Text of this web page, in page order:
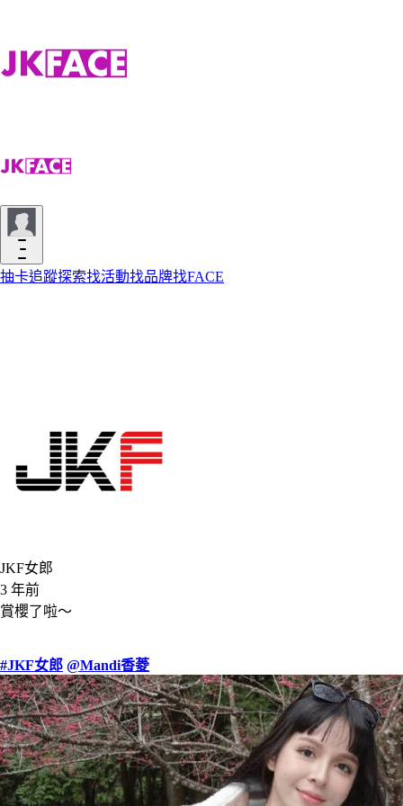
抽卡追蹤探索找活動找品牌找FACE
JKF女郎
3 年前
賞櫻了啦～
#JKF女郎 @Mandi香菱